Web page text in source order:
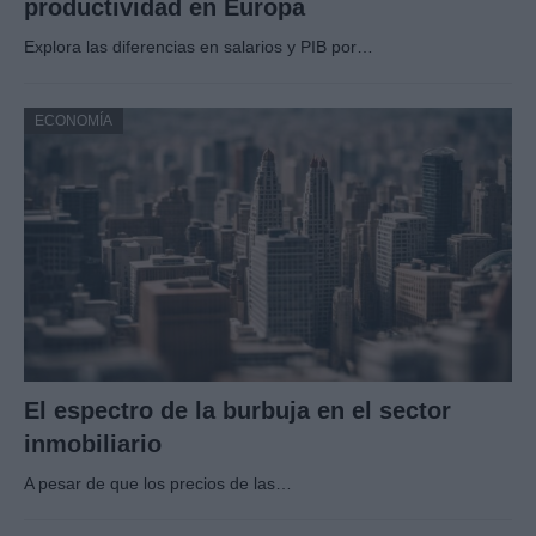
productividad en Europa
Explora las diferencias en salarios y PIB por…
ECONOMÍA
El espectro de la burbuja en el sector
inmobiliario
A pesar de que los precios de las…